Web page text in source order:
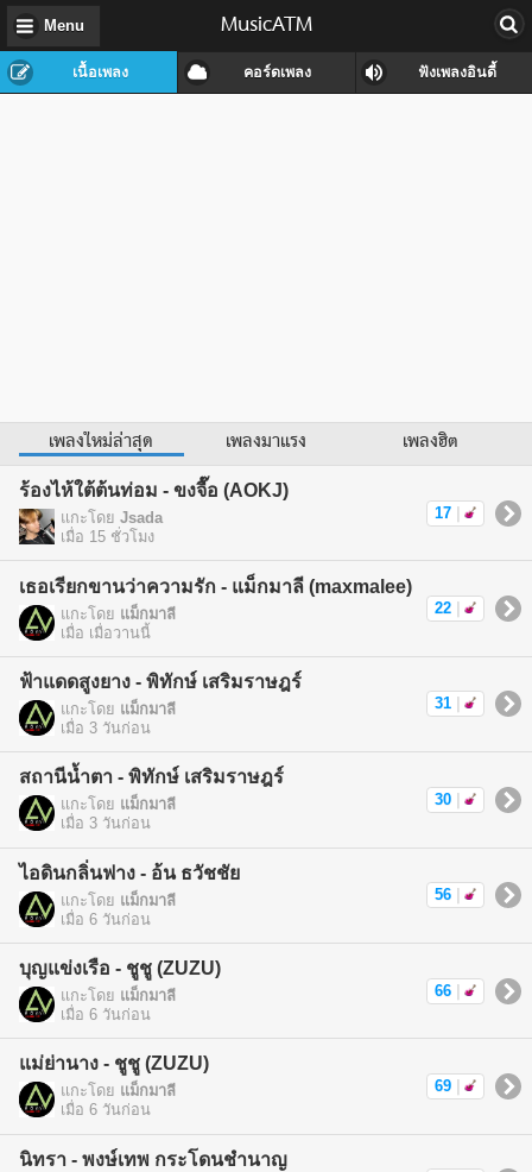
Menu MusicATM
เนื้อเพลง คอร์ดเพลง ฟังเพลงอินดี้
เพลงใหม่ล่าสุด เพลงมาแรง เพลงฮิต
ร้องไห้ใต้ต้นท่อม - ขงจื๊อ (AOKJ)
แกะโดย Jsada
เมื่อ 15 ชั่วโมง
17
เธอเรียกขานว่าความรัก - แม็กมาลี (maxmalee)
แกะโดย แม็กมาลี
เมื่อ เมื่อวานนี้
22
ฟ้าแดดสูงยาง - พิทักษ์ เสริมราษฎร์
แกะโดย แม็กมาลี
เมื่อ 3 วันก่อน
31
สถานีน้ำตา - พิทักษ์ เสริมราษฎร์
แกะโดย แม็กมาลี
เมื่อ 3 วันก่อน
30
ไอดินกลิ่นฟาง - อ้น ธวัชชัย
แกะโดย แม็กมาลี
เมื่อ 6 วันก่อน
56
บุญแข่งเรือ - ชูชู (ZUZU)
แกะโดย แม็กมาลี
เมื่อ 6 วันก่อน
66
แม่ย่านาง - ชูชู (ZUZU)
แกะโดย แม็กมาลี
เมื่อ 6 วันก่อน
69
นิทรา - พงษ์เทพ กระโดนชำนาญ